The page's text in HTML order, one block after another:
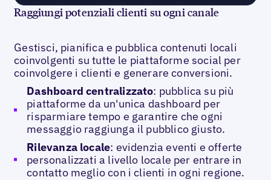
Raggiungi potenziali clienti su ogni canale
Gestisci, pianifica e pubblica contenuti locali
coinvolgenti su tutte le piattaforme social per
coinvolgere i clienti e generare conversioni.
Dashboard centralizzato: pubblica su più
piattaforme da un'unica dashboard per
risparmiare tempo e garantire che ogni
messaggio raggiunga il pubblico giusto.
Rilevanza locale: evidenzia eventi e offerte
personalizzati a livello locale per entrare in
contatto meglio con i clienti in ogni regione.